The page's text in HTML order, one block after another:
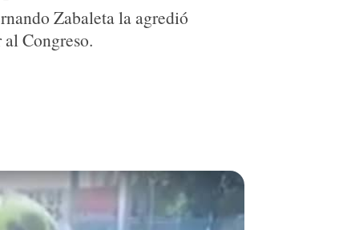
Zabaleta la agredió
Congreso.